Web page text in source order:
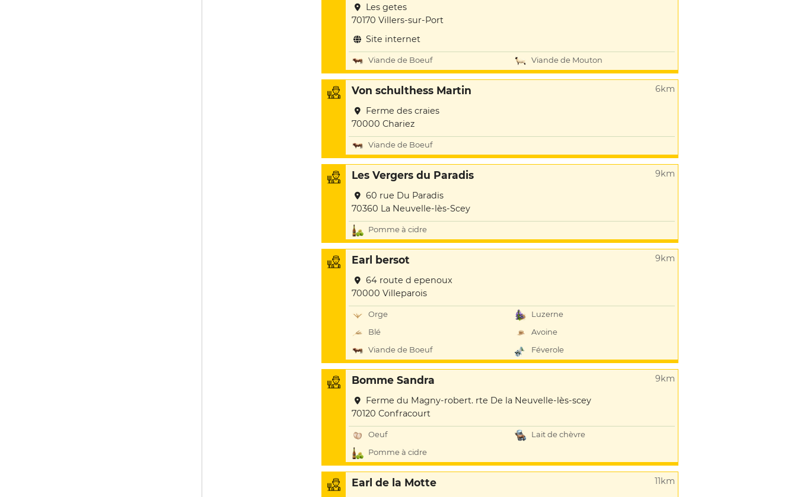
Les getes
70170 Villers-sur-Port
Site internet
Viande de Boeuf Viande de Mouton
Von schulthess Martin 6km
Ferme des craies
70000 Chariez
Viande de Boeuf
Les Vergers du Paradis 9km
60 rue Du Paradis
70360 La Neuvelle-lès-Scey
Pomme à cidre
Earl bersot 9km
64 route d epenoux
70000 Villeparois
Orge
Luzerne
Blé
Avoine
Viande de Boeuf
Féverole
Bomme Sandra 9km
Ferme du Magny-robert. rte De la Neuvelle-lès-scey
70120 Confracourt
Oeuf
Lait de chèvre
Pomme à cidre
Earl de la Motte 11km